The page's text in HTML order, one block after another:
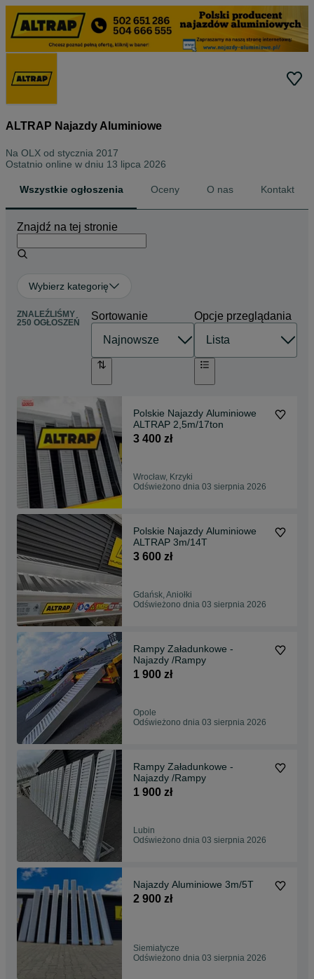
ALTRAP Najazdy Aluminiowe
Na OLX od stycznia 2017
Ostatnio online w dniu 13 lipca 2026
Wszystkie ogłoszenia Oceny O nas Kontakt
Znajdź na tej stronie
Wybierz kategorię
ZNALEŹLIŚMY
250 OGŁOSZEŃ
Sortowanie Opcje przeglądania
Polskie Najazdy Aluminiowe
ALTRAP 2,5m/17ton
3 400 zł
Wrocław, Krzyki
Odświeżono dnia 03 sierpnia 2026
Polskie Najazdy Aluminiowe
ALTRAP 3m/14T
3 600 zł
Gdańsk, Aniołki
Odświeżono dnia 03 sierpnia 2026
Rampy Załadunkowe -
Najazdy /Rampy
1 900 zł
Opole
Odświeżono dnia 03 sierpnia 2026
Rampy Załadunkowe -
Najazdy /Rampy
1 900 zł
Lubin
Odświeżono dnia 03 sierpnia 2026
Najazdy Aluminiowe 3m/5T
2 900 zł
Siemiatycze
Odświeżono dnia 03 sierpnia 2026